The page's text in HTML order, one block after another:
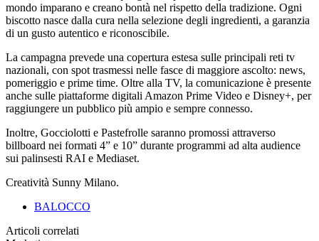
mondo imparano e creano bontà nel rispetto della tradizione. Ogni
biscotto nasce dalla cura nella selezione degli ingredienti, a garanzia
di un gusto autentico e riconoscibile.
La campagna prevede una copertura estesa sulle principali reti tv
nazionali, con spot trasmessi nelle fasce di maggiore ascolto: news,
pomeriggio e prime time. Oltre alla TV, la comunicazione è presente
anche sulle piattaforme digitali Amazon Prime Video e Disney+, per
raggiungere un pubblico più ampio e sempre connesso.
Inoltre, Gocciolotti e Pastefrolle saranno promossi attraverso
billboard nei formati 4” e 10” durante programmi ad alta audience
sui palinsesti RAI e Mediaset.
Creatività Sunny Milano.
BALOCCO
Articoli correlati